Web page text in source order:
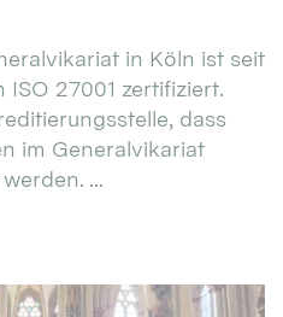
in Köln ist seit
27001 zertifiziert.
dass
im Generalvikariat
...